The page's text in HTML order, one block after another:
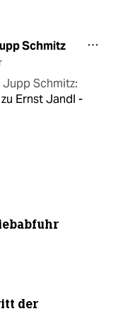
Schmitz
Schmitz:
Ernst Jandl -
der